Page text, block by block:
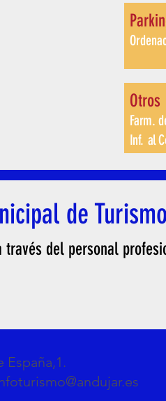
Otros
Farm.
Inf. al
de Turismo
través del personal
de